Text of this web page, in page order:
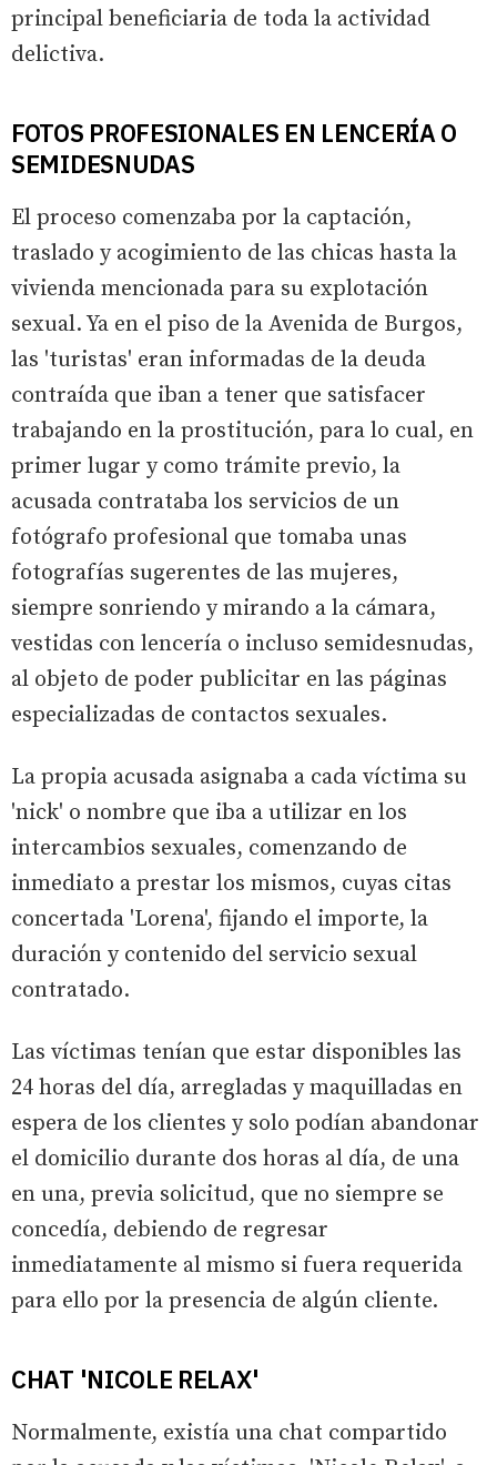
principal beneficiaria de toda la actividad
delictiva.
FOTOS PROFESIONALES EN LENCERÍA O
SEMIDESNUDAS
El proceso comenzaba por la captación,
traslado y acogimiento de las chicas hasta la
vivienda mencionada para su explotación
sexual. Ya en el piso de la Avenida de Burgos,
las 'turistas' eran informadas de la deuda
contraída que iban a tener que satisfacer
trabajando en la prostitución, para lo cual, en
primer lugar y como trámite previo, la
acusada contrataba los servicios de un
fotógrafo profesional que tomaba unas
fotografías sugerentes de las mujeres,
siempre sonriendo y mirando a la cámara,
vestidas con lencería o incluso semidesnudas,
al objeto de poder publicitar en las páginas
especializadas de contactos sexuales.
La propia acusada asignaba a cada víctima su
'nick' o nombre que iba a utilizar en los
intercambios sexuales, comenzando de
inmediato a prestar los mismos, cuyas citas
concertada 'Lorena', fijando el importe, la
duración y contenido del servicio sexual
contratado.
Las víctimas tenían que estar disponibles las
24 horas del día, arregladas y maquilladas en
espera de los clientes y solo podían abandonar
el domicilio durante dos horas al día, de una
en una, previa solicitud, que no siempre se
concedía, debiendo de regresar
inmediatamente al mismo si fuera requerida
para ello por la presencia de algún cliente.
CHAT 'NICOLE RELAX'
Normalmente, existía una chat compartido